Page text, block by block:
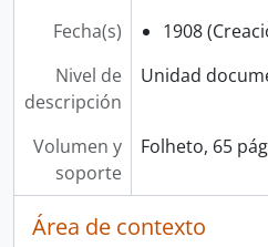
Fecha(s)
1908
Nivel de
descripción
Unidad
Volumen y
soporte
Folheto, 65
Área de contexto